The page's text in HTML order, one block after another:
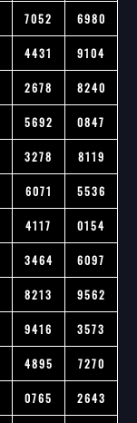
7052
4431
2678
5692
3278
6071
4117
3464
8213
9416
4895
0765
6980
9104
8240
0847
8119
5536
0154
6097
9562
3573
7270
2643